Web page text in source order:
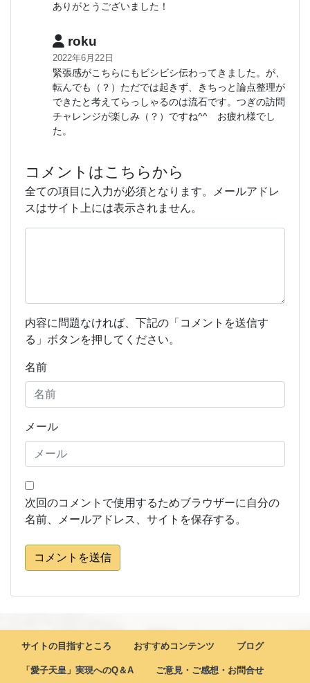
ありがとうございました！
roku
2022年6月22日
緊張感がこちらにもビシビシ伝わってきました。が、
転んでも（？）ただでは起きず、きちっと論点整理が
できたと考えてらっしゃるのは流石です。つぎの訪問
チャレンジが楽しみ（？）ですね^^ お疲れ様でし
た。
コメントはこちらから
全ての項目に入力が必須となります。メールアドレ
スはサイト上には表示されません。
内容に問題なければ、下記の「コメントを送信す
る」ボタンを押してください。
名前
メール
次回のコメントで使用するためブラウザーに自分の
名前、メールアドレス、サイトを保存する。
コメントを送信
サイトの目指すところ おすすめコンテンツ ブログ
「愛子天皇」実現へのQ＆A ご意見・ご感想・お問合せ